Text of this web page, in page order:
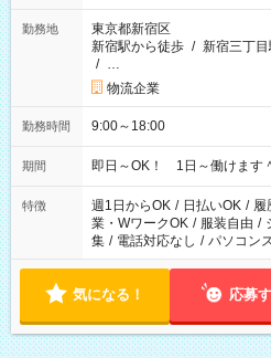
勤務地
東京都新宿区
新宿駅から徒歩 / 新宿三丁
/ …
物流企業
勤務時間 9:00～18:00
期間 即日～OK！ 1日～働けます
特徴 週1日からOK / 日払いOK / 履
業・WワークOK / 服装自由 /
集 / 電話対応なし / パソコン
気になる！ 応募